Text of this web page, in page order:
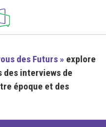
des Futurs » explore
des interviews de
époque et des